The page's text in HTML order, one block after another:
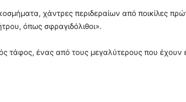
χάντρες περιδεραίων από ποικίλες
όπως σφραγιδόλιθοι».